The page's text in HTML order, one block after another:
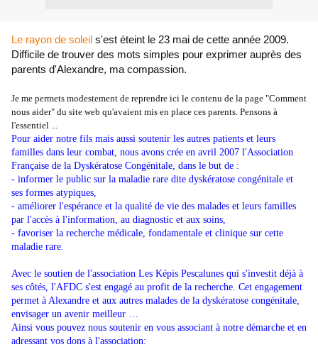
Le rayon de soleil s'est éteint le 23 mai de cette année 2009.
Difficile de trouver des mots simples pour exprimer auprès des
parents d'Alexandre, ma compassion.
Je me permets modestement de reprendre ici le contenu de la page "Comment
nous aider" du site web qu'avaient mis en place ces parents. Pensons à
l'essentiel ...
Pour aider notre fils mais aussi soutenir les autres patients et leurs
familles dans leur combat, nous avons crée en avril 2007 l'Association
Française de la Dyskératose Congénitale, dans le but de :
- informer le public sur la maladie rare dite dyskératose congénitale et
ses formes atypiques,
- améliorer l'espérance et la qualité de vie des malades et leurs familles
par l'accès à l'information, au diagnostic et aux soins,
- favoriser la recherche médicale, fondamentale et clinique sur cette
maladie rare.
Avec le soutien de l'association Les Képis Pescalunes qui s'investit déjà à
ses côtés, l'AFDC s'est engagé au profit de la recherche. Cet engagement
permet à Alexandre et aux autres malades de la dyskératose congénitale,
envisager un avenir meilleur …
Ainsi vous pouvez nous soutenir en vous associant à notre démarche et en
adressant vos dons à l'association: